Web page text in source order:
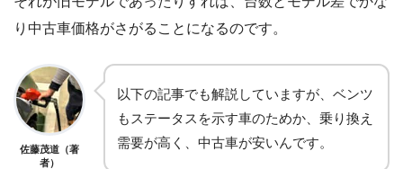
り中古車価格がさがることになるのです。
佐藤茂道（著
者）
以下の記事でも解説していますが、ベンツ
もステータスを示す車のためか、乗り換え
需要が高く、中古車が安いんです。